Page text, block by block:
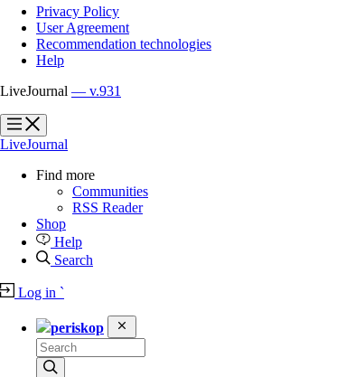
Privacy Policy
User Agreement
Recommendation technologies
Help
LiveJournal — v.931
?
?
LiveJournal
Find more
Communities
RSS Reader
Shop
Help
Search
Log in `
periskop